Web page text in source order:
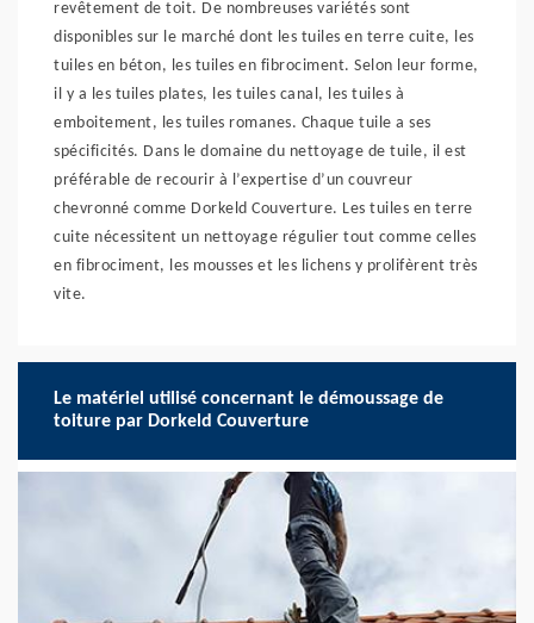
revêtement de toit. De nombreuses variétés sont
disponibles sur le marché dont les tuiles en terre cuite, les
tuiles en béton, les tuiles en fibrociment. Selon leur forme,
il y a les tuiles plates, les tuiles canal, les tuiles à
emboitement, les tuiles romanes. Chaque tuile a ses
spécificités. Dans le domaine du nettoyage de tuile, il est
préférable de recourir à l’expertise d’un couvreur
chevronné comme Dorkeld Couverture. Les tuiles en terre
cuite nécessitent un nettoyage régulier tout comme celles
en fibrociment, les mousses et les lichens y prolifèrent très
vite.
Le matériel utilisé concernant le démoussage de
toiture par Dorkeld Couverture